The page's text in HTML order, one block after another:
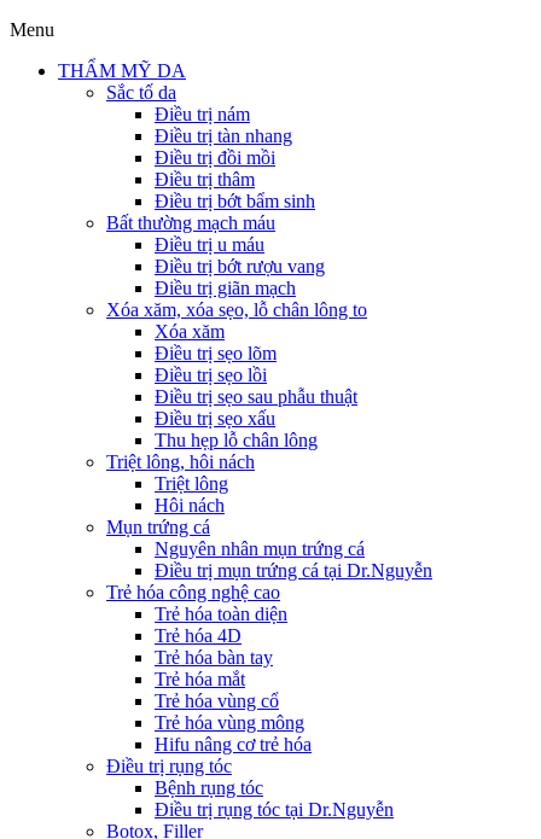
Menu
THẨM MỸ DA
Sắc tố da
Điều trị nám
Điều trị tàn nhang
Điều trị đồi mồi
Điều trị thâm
Điều trị bớt bẩm sinh
Bất thường mạch máu
Điều trị u máu
Điều trị bớt rượu vang
Điều trị giãn mạch
Xóa xăm, xóa sẹo, lỗ chân lông to
Xóa xăm
Điều trị sẹo lõm
Điều trị sẹo lồi
Điều trị sẹo sau phẫu thuật
Điều trị sẹo xấu
Thu hẹp lỗ chân lông
Triệt lông, hôi nách
Triệt lông
Hôi nách
Mụn trứng cá
Nguyên nhân mụn trứng cá
Điều trị mụn trứng cá tại Dr.Nguyễn
Trẻ hóa công nghệ cao
Trẻ hóa toàn diện
Trẻ hóa 4D
Trẻ hóa bàn tay
Trẻ hóa mắt
Trẻ hóa vùng cổ
Trẻ hóa vùng mông
Hifu nâng cơ trẻ hóa
Điều trị rụng tóc
Bệnh rụng tóc
Điều trị rụng tóc tại Dr.Nguyễn
Botox, Filler